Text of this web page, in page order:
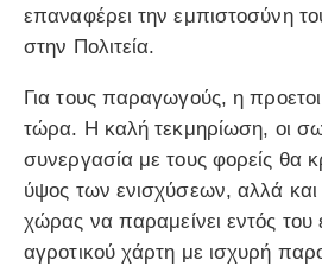
επαναφέρει την εμπιστοσύνη
στην Πολιτεία.
Για τους παραγωγούς, η
τώρα. Η καλή τεκμηρίωση, οι
συνεργασία με τους φορείς θα
ύψος των ενισχύσεων, αλλά και
χώρας να παραμείνει εντός
αγροτικού χάρτη με ισχυρή